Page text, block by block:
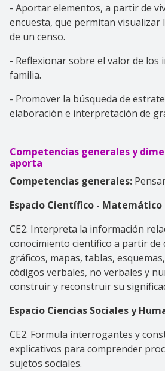
- Aportar elementos, a partir de
encuesta, que permitan visualizar
de un censo.
- Reflexionar sobre el valor de los
familia.
- Promover la búsqueda de
elaboración e interpretación de
Competencias generales y
aporta
Competencias generales:
Espacio Científico - Matemático
CE2. Interpreta la información
conocimiento científico a partir
gráficos, mapas, tablas,
códigos verbales, no verbales y
construir y reconstruir su
Espacio Ciencias Sociales y
CE2. Formula interrogantes y
explicativos para comprender
sujetos sociales.